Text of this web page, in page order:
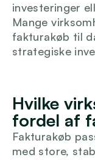
investeringer
Mange
fakturakøb til
strategiske
Hvilke
fordel af
Fakturakøb
med store,